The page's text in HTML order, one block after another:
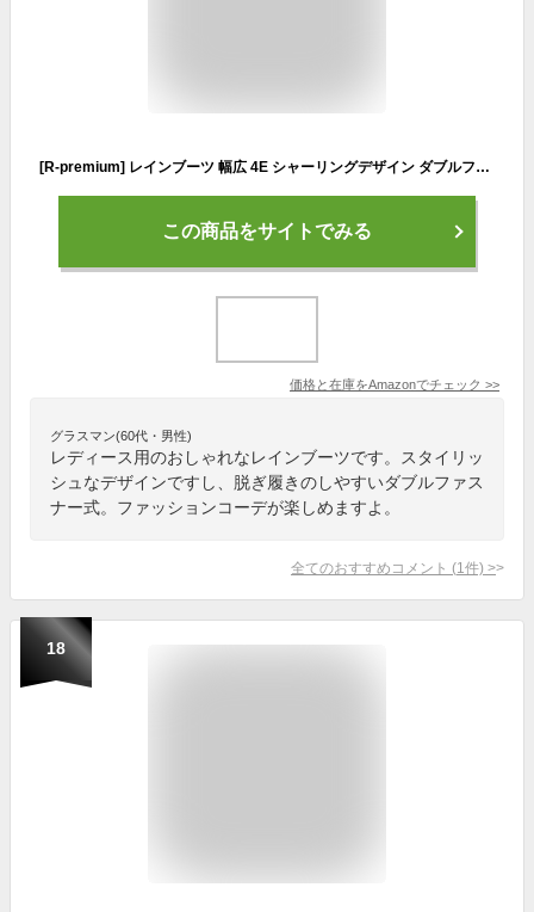
[R-premium] レインブーツ 幅広 4E シャーリングデザイン ダブルファスナー 207-6853 (オーク, measurement_24_point_5_centimeters)
この商品をサイトでみる
価格と在庫をAmazonでチェック >>
グラスマン(60代・男性)
レディース用のおしゃれなレインブーツです。スタイリッ
シュなデザインですし、脱ぎ履きのしやすいダブルファス
ナー式。ファッションコーデが楽しめますよ。
全てのおすすめコメント (1 件) >
18